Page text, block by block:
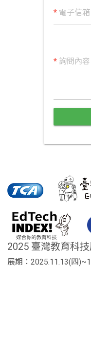
*電子信箱
*詢問內容
2025 臺灣教育科
展期：2025.11.13(四